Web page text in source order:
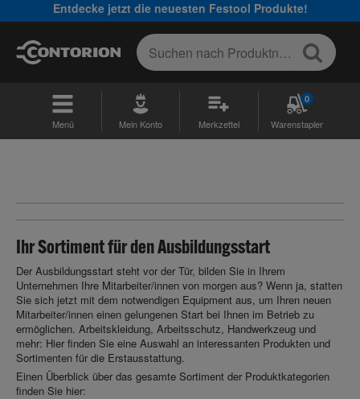
Entdecke jetzt die neuesten Festool Produkte!
Menü Mein Konto Merkzettel
0
Warenstapler
Ihr Sortiment für den Ausbildungsstart
Der Ausbildungsstart steht vor der Tür, bilden Sie in Ihrem
Unternehmen Ihre Mitarbeiter/innen von morgen aus? Wenn ja, statten
Sie sich jetzt mit dem notwendigen Equipment aus, um Ihren neuen
Mitarbeiter/innen einen gelungenen Start bei Ihnen im Betrieb zu
ermöglichen. Arbeitskleidung, Arbeitsschutz, Handwerkzeug und
mehr: Hier finden Sie eine Auswahl an interessanten Produkten und
Sortimenten für die Erstausstattung.
Einen Überblick über das gesamte Sortiment der Produktkategorien
finden Sie hier: